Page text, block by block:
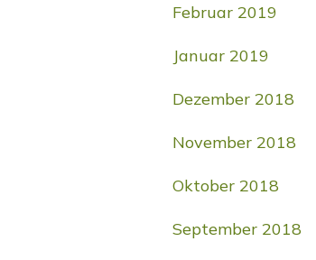
Februar 2019
Januar 2019
Dezember 2018
November 2018
Oktober 2018
September 2018